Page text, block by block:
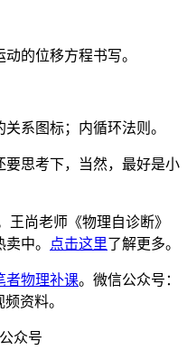
的位移方程书写。
系图标；内循环法则。
要思考下，当然，最好是小
王尚老师《物理自诊断》
中。
点击这里了解更多。
者物理补课。微信公众号：
资料。